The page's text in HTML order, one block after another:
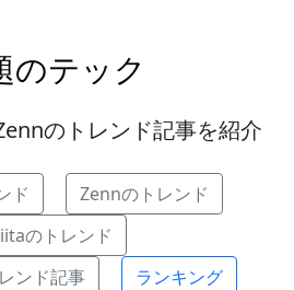
のテック
のトレンド記事を紹介
ド
Zennのトレンド
のトレンド
ンド記事
ランキング